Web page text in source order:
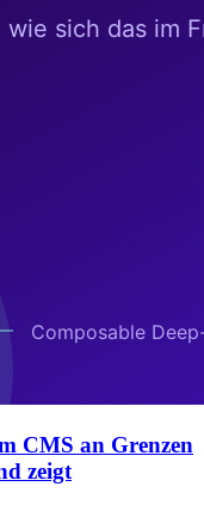
CMS an Grenzen
zeigt